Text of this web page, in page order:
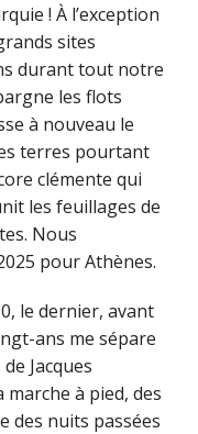
! À l’exception
sites
durant tout notre
les flots
à nouveau le
terres pourtant
clémente qui
les feuillages de
Nous
pour Athènes.
le dernier, avant
ans me sépare
Jacques
à pied, des
des nuits passées